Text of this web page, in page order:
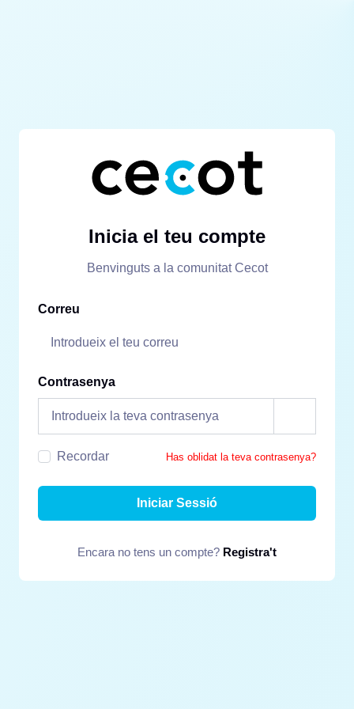
Inicia el teu compte
Benvinguts a la comunitat Cecot
Correu
Contrasenya
Recordar Has oblidat la teva contrasenya?
Iniciar Sessió
Encara no tens un compte? Registra't